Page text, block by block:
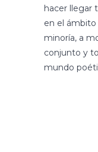
hacer llegar
en el
minoría, a
conjunto y
mundo